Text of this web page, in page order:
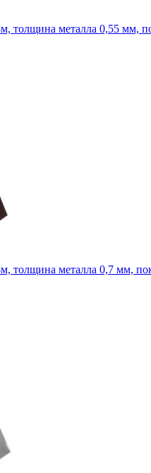
толщина металла 0,55 мм,
толщина металла 0,7 мм,